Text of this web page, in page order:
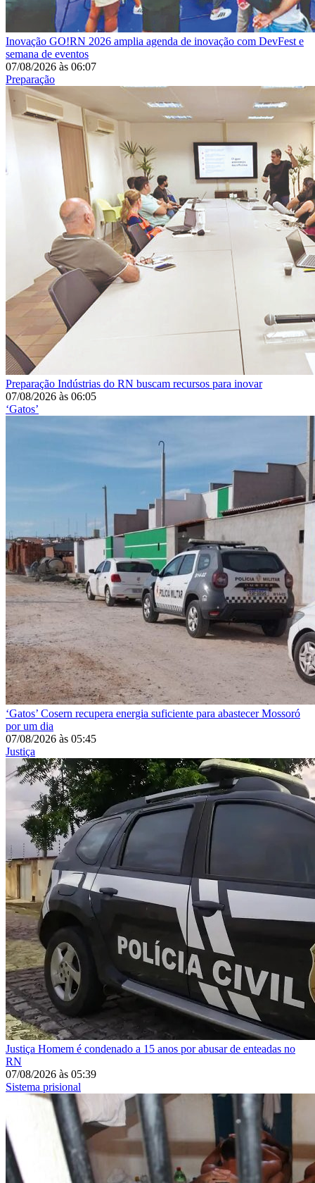
Inovação GO!RN 2026 amplia agenda de inovação com DevFest e
semana de eventos
07/08/2026 às 06:07
Preparação
Preparação Indústrias do RN buscam recursos para inovar
07/08/2026 às 06:05
‘Gatos’
‘Gatos’ Cosern recupera energia suficiente para abastecer Mossoró
por um dia
07/08/2026 às 05:45
Justiça
Justiça Homem é condenado a 15 anos por abusar de enteadas no
RN
07/08/2026 às 05:39
Sistema prisional